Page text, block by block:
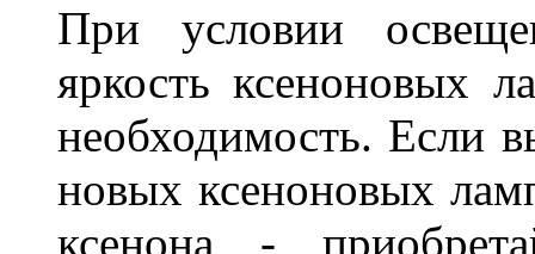
При условии
яркость ксеноновых
необходимость. Если
новых ксеноновых
ксенона -